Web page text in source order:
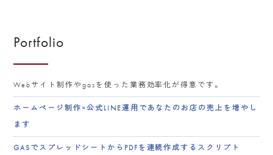
Portfolio
Webサイト制作やgasを使った業務効率化が得意です。
ホームページ制作×公式LINE運用であなたのお店の売上を増やし
ます
GASでスプレッドシートからPDFを連続作成するスクリプト